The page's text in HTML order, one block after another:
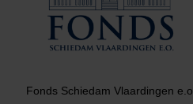
Fonds Schiedam Vlaardingen e.o.